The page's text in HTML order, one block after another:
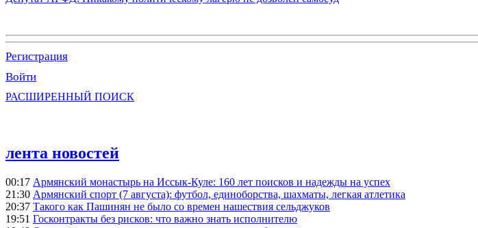
Регистрация
Войти
РАСШИРЕННЫЙ ПОИСК
лента новостей
00:17 Армянский монастырь на Иссык-Куле: 160 лет поисков и надежды на успех
21:30 Армянский спорт (7 августа): футбол, единоборства, шахматы, легкая атлетика
20:37 Такого как Пашинян не было со времен нашествия сельджуков
19:51 Госконтракты без рисков: что важно знать исполнителю